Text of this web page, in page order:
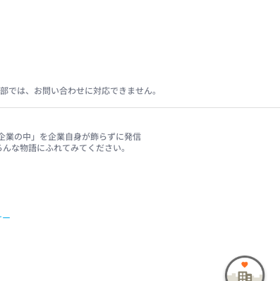
は、お問い合わせに対応できません。
業の中」を企業自身が飾らずに発信
な物語にふれてみてください。